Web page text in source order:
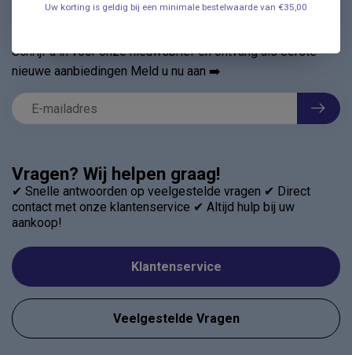
Vragen? Wij helpen graag!
✔ Snelle antwoorden op veelgestelde vragen ✔ Direct
contact met onze klantenservice ✔ Altijd hulp bij uw
aankoop!
Klantenservice
Veelgestelde Vragen
Schrijf u in voor onze nieuwsbrief en ontvang als eerste
nieuwe aanbiedingen Meld u nu aan ➡️
Uw korting is geldig bij een minimale bestelwaarde van €35,00